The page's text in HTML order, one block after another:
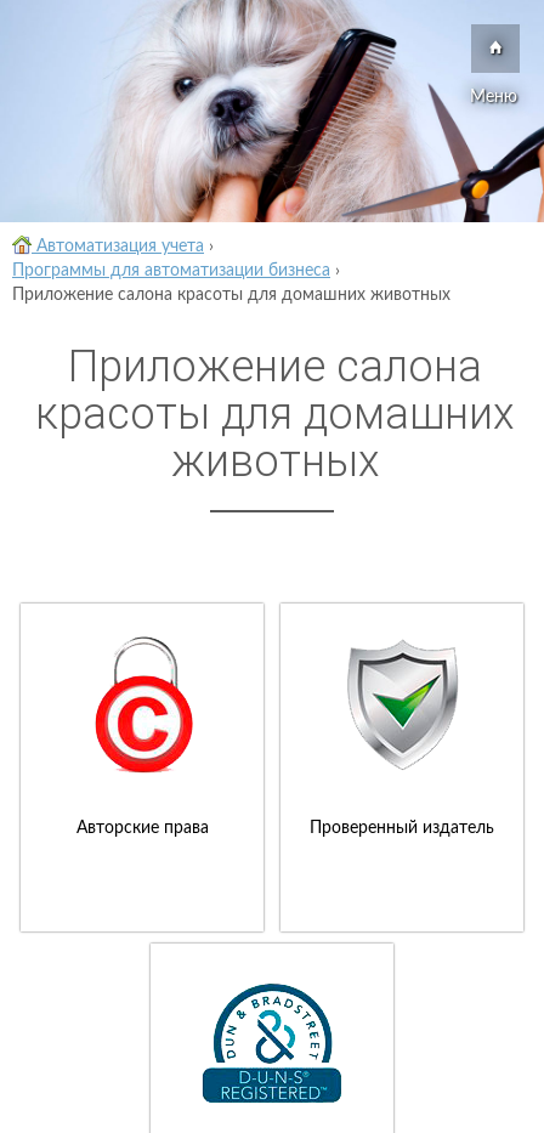
Меню
Автоматизация учета ›
Программы для автоматизации бизнеса ›
Приложение салона красоты для домашних животных
Приложение салона
красоты для домашних
животных
Авторские права Проверенный издатель